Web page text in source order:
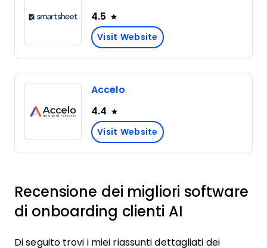
4.5
Visit Website
Accelo
4.4
Visit Website
Recensione dei migliori software
di onboarding clienti AI
Di seguito trovi i miei riassunti dettagliati dei